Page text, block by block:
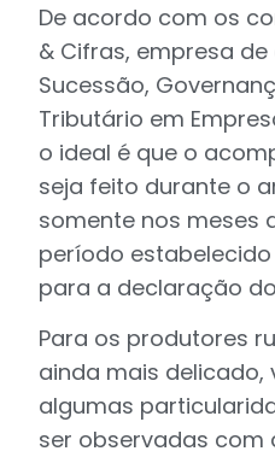
De acordo com os
& Cifras, empresa
Sucessão,
Tributário em
o ideal é que o
seja feito durante o
somente nos meses
período estabelecido
para a declaração do
Para os produtores
ainda mais delicado,
algumas
ser observadas com